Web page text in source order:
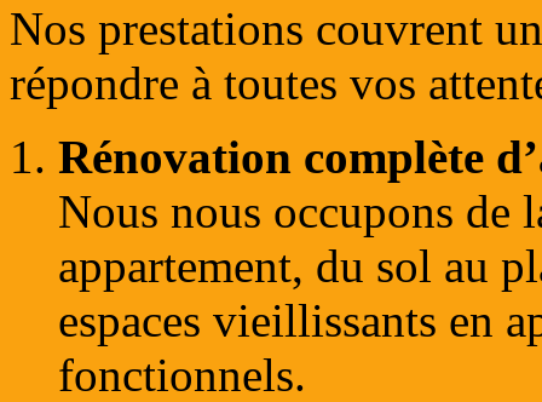
Nos prestations couvrent
répondre à toutes vos
Rénovation complète
Nous nous occupons de
appartement, du sol au
espaces vieillissants en
fonctionnels.